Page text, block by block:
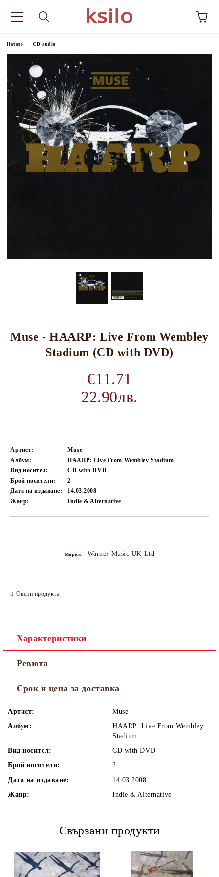
Начало CD audio
Muse - HAARP: Live From Wembley
Stadium (CD with DVD)
€11.71
22.90лв.
Артист:
Muse
Албум:
HAARP: Live From Wembley Stadium
Вид носител:
CD with DVD
Брой носители:
2
Дата на издаване:
14.03.2008
Жанр:
Indie & Alternative
Марка: Warner Music UK Ltd
Оцени продукта
Характеристики
Ревюта
Срок и цена за доставка
Артист:
Muse
Албум:
HAARP: Live From Wembley
Stadium
Вид носител:
CD with DVD
Брой носители:
2
Дата на издаване:
14.03.2008
Жанр:
Indie & Alternative
Свързани продукти